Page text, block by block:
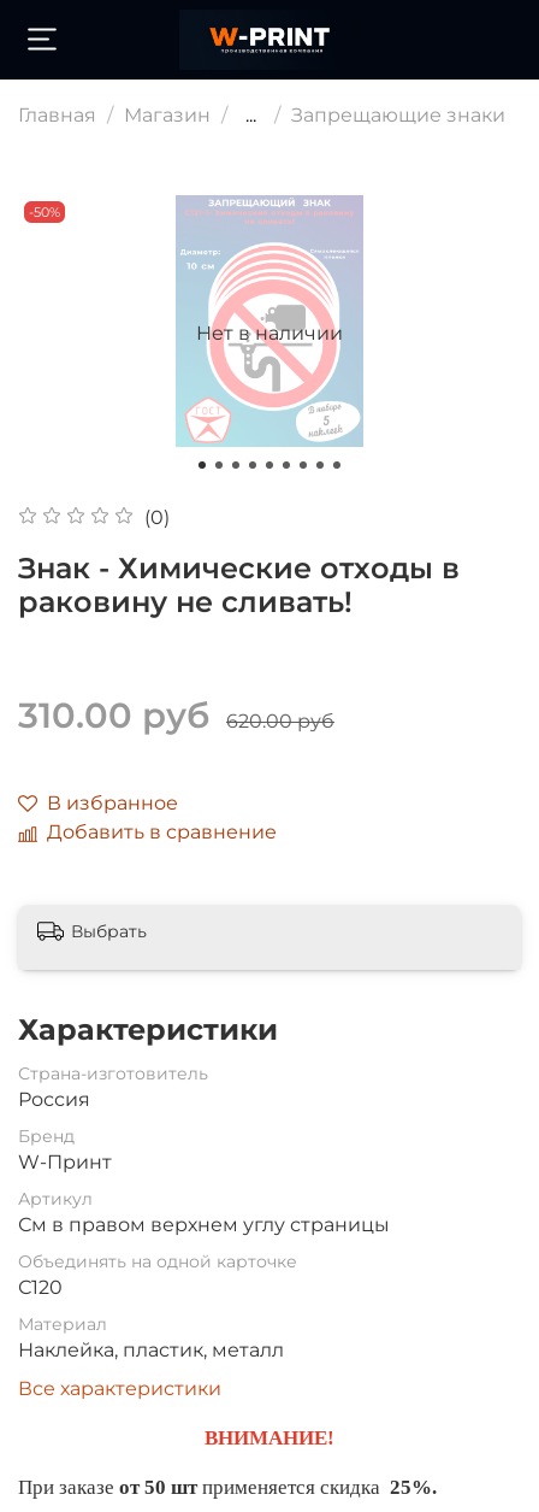
Главная Магазин ... Запрещающие знаки
Нет в наличии
-50%
(0)
Знак - Химические отходы в
раковину не сливать!
310.00 руб 620.00 руб
В избранное
Добавить в сравнение
Выбрать
Характеристики
Страна-изготовитель
Россия
Бренд
W-Принт
Артикул
См в правом верхнем углу страницы
Объединять на одной карточке
С120
Материал
Наклейка, пластик, металл
Все характеристики
ВНИМАНИЕ!
При заказе от 50 штприменяется скидка 25%.